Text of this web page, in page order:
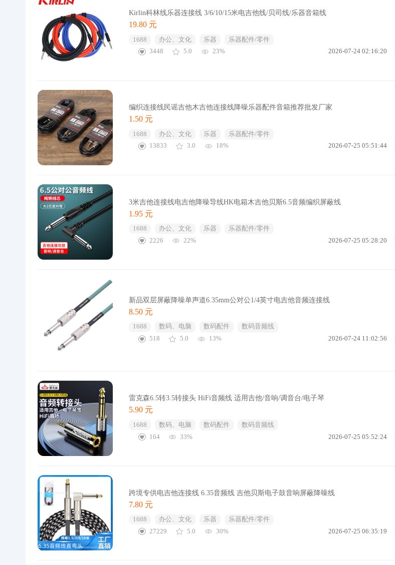
Kirlin科林线乐器连接线 3/6/10/15米电吉他线/贝司线/乐器音箱线
19.80 元
1688 办公、文化 乐器
乐器配件/零件
3448
5.0 23% 2026-07-24 02:16:20
编织连接线民谣吉他木吉他连接线降噪乐器配件音箱推荐批发厂家
1.50 元
1688 办公、文化 乐器
乐器配件/零件
13833
3.0 18% 2026-07-25 05:51:44
3米吉他连接线电吉他降噪导线HK电箱木吉他贝斯6.5音频编织屏蔽线
1.95 元
1688 办公、文化 乐器
乐器配件/零件
2226
22% 2026-07-25 05:28:20
新品双层屏蔽降噪单声道6.35mm公对公1/4英寸电吉他音频连接线
8.50 元
1688 数码、电脑 数码配件
数码音频线
518
5.0 13% 2026-07-24 11:02:56
雷克森6.5转3.5转接头 HiFi音频线 适用吉他/音响/调音台/电子琴
5.90 元
1688 数码、电脑 数码配件
数码音频线
164
33% 2026-07-25 05:52:24
跨境专供电吉他连接线 6.35音频线 吉他贝斯电子鼓音响屏蔽降噪线
7.80 元
1688 办公、文化 乐器
乐器配件/零件
27229
5.0 30% 2026-07-25 06:35:19